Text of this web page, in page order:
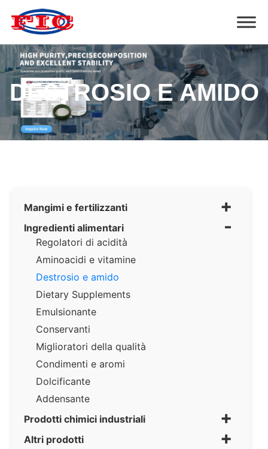
DESTROSIO E AMIDO
Mangimi e fertilizzanti +
Ingredienti alimentari -
Regolatori di acidità
Aminoacidi e vitamine
Destrosio e amido
Dietary Supplements
Emulsionante
Conservanti
Miglioratori della qualità
Condimenti e aromi
Dolcificante
Addensante
Prodotti chimici industriali
+
Altri prodotti +